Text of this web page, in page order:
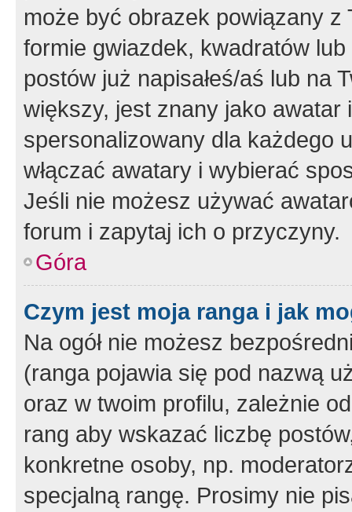
może być obrazek powiązany z
formie gwiazdek, kwadratów
postów już napisałeś/aś lub na
większy, jest znany jako
spersonalizowany dla każdego
włączać awatary i wybierać
Jeśli nie możesz używać
forum i zapytaj ich o przyczyny.
Góra
Czym jest moja ranga i jak
Na ogół nie możesz
(ranga pojawia się pod nazwą
oraz w twoim profilu, zależnie
rang aby wskazać liczbę
konkretne osoby, np.
specjalną rangę. Prosimy nie